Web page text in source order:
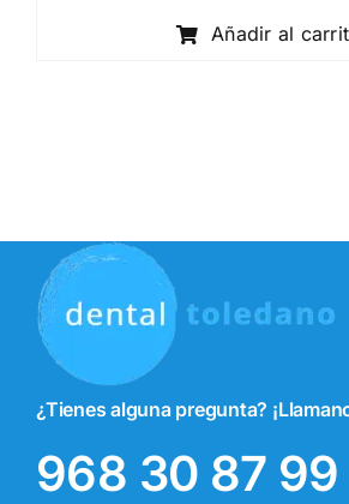
original
era:
actual
es:
Añadir al
¿Tienes alguna pregunta?
968 30 87 99